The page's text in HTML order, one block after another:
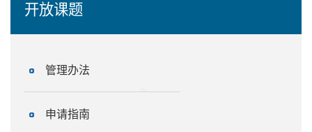
开放课题
管理办法
申请指南